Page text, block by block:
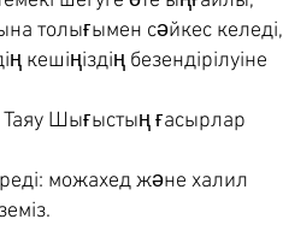
толығымен сәйкес келеді,
кешіңіздің безендірілуіне
Шығыстың ғасырлар
можахед және халил